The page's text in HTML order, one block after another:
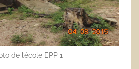
de l’école EPP 1